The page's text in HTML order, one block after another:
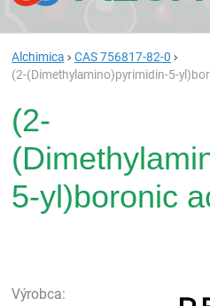
Alchimica
CAS 756817-82-0
(2-(Dimethylamino)pyrimidin-5-
(2-
5-yl)boronic
Výrobca: